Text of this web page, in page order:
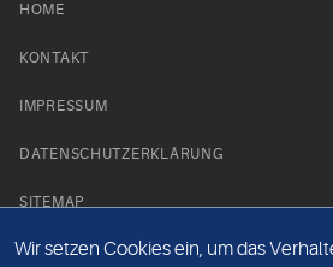
HOME
KONTAKT
IMPRESSUM
DATENSCHUTZERKLÄRUNG
SITEMAP
NEWS PARTNER
Wir setzen Cookies ein, um das